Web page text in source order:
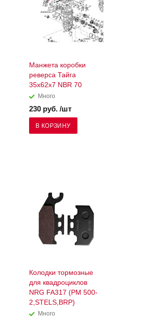
Манжета коробки
реверса Тайга
35х62х7 NBR 70
Много
230 руб. /шт
В КОРЗИНУ
Колодки тормозные
для квадроциклов
NRG FA317 (РМ 500-
2,STELS,BRP)
Много